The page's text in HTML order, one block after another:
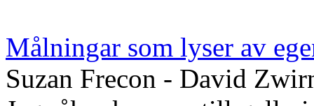
Målningar som lyser av
Suzan Frecon - David